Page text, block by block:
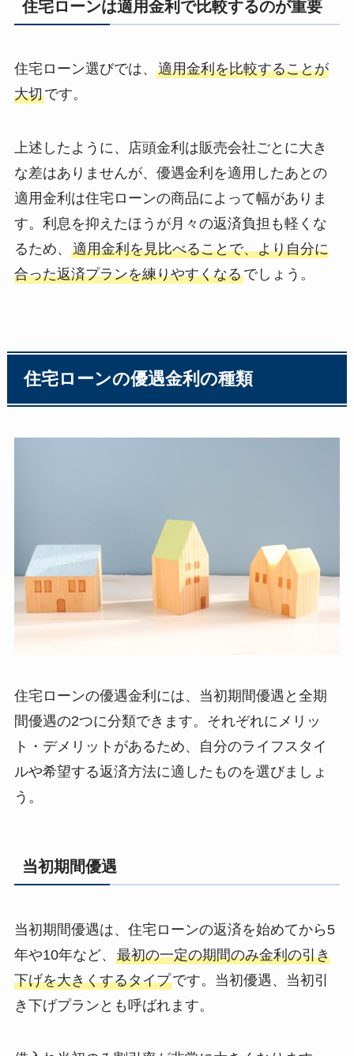
住宅ローンは適用金利で比較するのが重要
住宅ローン選びでは、 適用金利を比較することが
大切です。
上述したように、店頭金利は販売会社ごとに大き
な差はありませんが、優遇金利を適用したあとの
適用金利は住宅ローンの商品によって幅がありま
す。利息を抑えたほうが月々の返済負担も軽くな
るため、 適用金利を見比べることで、より自分に
合った返済プランを練りやすくなるでしょう。
住宅ローンの優遇金利の種類
住宅ローンの優遇金利には、当初期間優遇と全期
間優遇の2つに分類できます。それぞれにメリッ
ト・デメリットがあるため、自分のライフスタイ
ルや希望する返済方法に適したものを選びましょ
う。
当初期間優遇
当初期間優遇は、住宅ローンの返済を始めてから5
年や10年など、 最初の一定の期間のみ金利の引き
下げを大きくするタイプです。当初優遇、当初引
き下げプランとも呼ばれます。